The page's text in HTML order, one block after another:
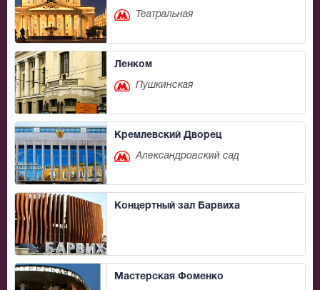
Театральная
Ленком
Пушкинская
Кремлевский Дворец
Александровский сад
Концертный зал Барвиха
Мастерская Фоменко